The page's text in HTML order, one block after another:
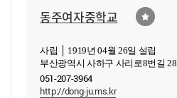
동주여자중학교
사립 │ 1919년 04월 26일 설립
부산광역시 사하구 사리로8번길 28
051-207-3964
http://dong-ju.ms.kr